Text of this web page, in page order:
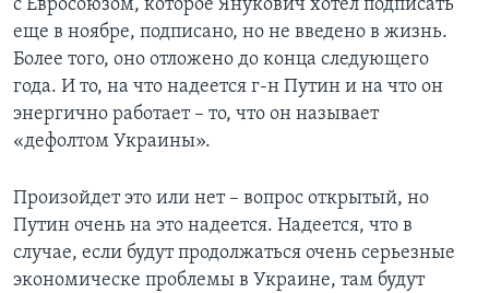
с Евросоюзом, которое Янукович хотел подписать
еще в ноябре, подписано, но не введено в жизнь.
Более того, оно отложено до конца следующего
года. И то, на что надеется г-н Путин и на что он
энергично работает – то, что он называет
«дефолтом Украины».
Произойдет это или нет – вопрос открытый, но
Путин очень на это надеется. Надеется, что в
случае, если будут продолжаться очень серьезные
экономическе проблемы в Украине, там будут